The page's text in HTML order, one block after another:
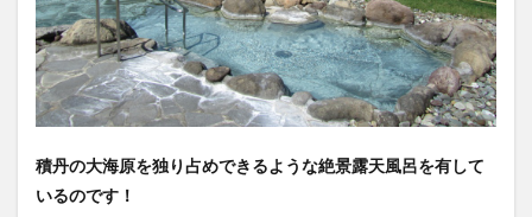
積丹の大海原を独り占めできるような絶景露天風呂を有して
いるのです！